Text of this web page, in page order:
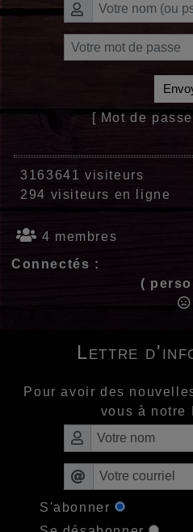
[ Mot de
3163641 visiteurs
294 visiteurs en ligne
4 membres
Connectés :
(
Lettre
Pour avoir des
vous à notre
S'abonner